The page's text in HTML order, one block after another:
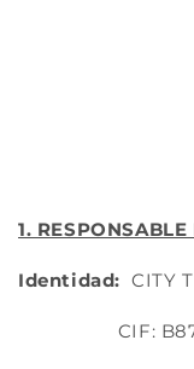
1.
Identidad: CITY
CIF: